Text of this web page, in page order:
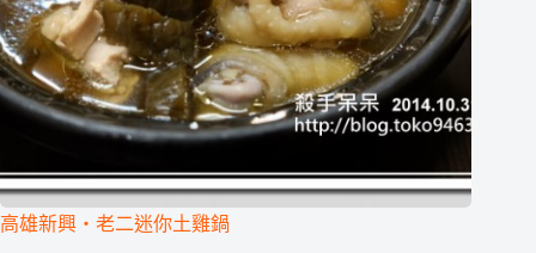
高雄新興‧老二迷你土雞鍋